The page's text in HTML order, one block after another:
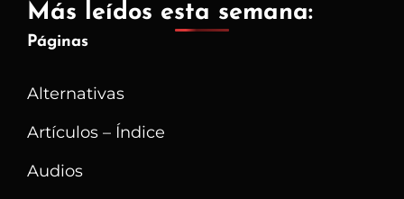
Mi
Más leídos esta semana:
Páginas
Alternativas
Artículos – Índice
Audios